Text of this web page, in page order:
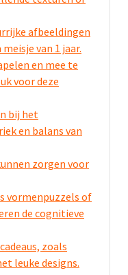
afbeeldingen
van 1 jaar.
en mee te
voor deze
bij het
en balans van
zorgen voor
vormenpuzzels of
de cognitieve
zoals
leuke designs.